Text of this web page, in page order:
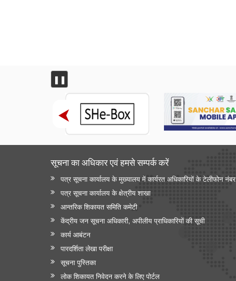
❚❚
सूचना का अधिकार एवं हमसे सम्‍पर्क करें
पत्र सूचना कार्यालय के मुख्यालय में कार्यरत अधिकारियों के टेलीफोन नंबर
पत्र सूचना कार्यालय के क्षेत्रीय शाखा
आन्‍तरिक शिकायत समिति कमेटी
केंद्रीय जन सूचना अधिकारी, अपीलीय प्राधिकारियों की सूची
कार्य आबंटन
पारदर्शिता लेखा परीक्षा
सूचना पुस्तिका
लोक शिकायत निवेदन करने के लिए पोर्टल